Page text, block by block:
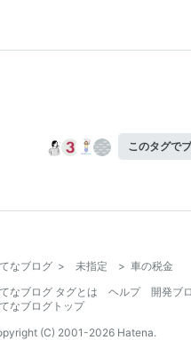
このタグで
なブログ > 未指定 > 車の税金
なブログ タグとは
ヘルプ
開発ブ
なブログトップ
(C) 2001-2026 Hatena.